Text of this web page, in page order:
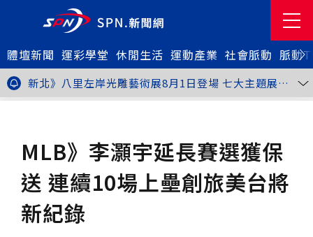
體壇新聞 運彩學堂 休閒生活 運動產業 社會脈動 脈動
金牌搖籃驚傳「球荒」！江啟臣偕運彩公會挺萬和國
中，捐贈 1800 顆羽球助小將 4 月全中運奪金
台中》15分鐘的診療，13年的堅持！ 中山醫大牙醫系
跨海義診13年
新北》八里左岸光雕藝術展8月1日登場 七大主題展區
打造夏夜光影盛宴
台中》中聯油脂案釀全民恐慌 議員張芬郁質詢轟食安稽
適圈」祕笈
台中》食安風暴擴大 中彰投苗縣市長參選人提「食安聯
防治理平台」等3主張
台中》中山醫大攜手新創登陸亞洲生技展 發表「微奈米
眼用鏡片」等13項臨床研發技術
高雄》啟用近30年迎來外觀與結構重塑 高雄旗津輪渡
站改造完工啟用
縮短藥效等待期！中山附醫引進速效抗憂鬱鼻噴劑 24
小時內見效、助重症患者重返社會
台北》首創水資源循環教育園區 民生水資再生廠環教館
正式啟用
專題人物》我不是會長，是歐巴桑！」穆閩珠自掏腰包
MLB》李灝宇延長賽選獲保
送 連續10場上壘創旅美台將
新紀錄